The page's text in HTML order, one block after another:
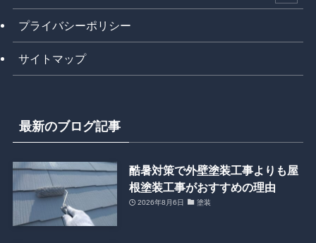
プライバシーポリシー
サイトマップ
最新のブログ記事
酷暑対策で外壁塗装工事よりも屋
根塗装工事がおすすめの理由
2026年8月6日 塗装